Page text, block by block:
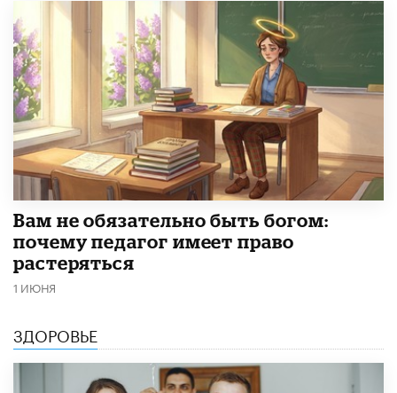
​Вам не обязательно быть богом:
почему педагог имеет право
растеряться
1 ИЮНЯ
ЗДОРОВЬЕ